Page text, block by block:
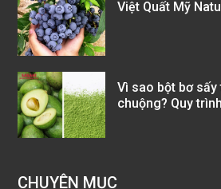
Việt Quất Mỹ
Vì sao bột bơ
chuộng? Quy
CHUYÊN MỤC